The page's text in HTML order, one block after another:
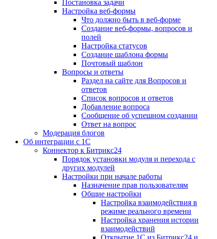
Постановка задачи
Настройка веб-формы
Что должно быть в веб-форме
Создание веб-формы, вопросов и
полей
Настройка статусов
Создание шаблона формы
Почтовый шаблон
Вопросы и ответы
Раздел на сайте для Вопросов и
ответов
Список вопросов и ответов
Добавление вопроса
Сообщение об успешном создании
Ответ на вопрос
Модерация блогов
Об интеграции с 1С
Коннектор к Битрикс24
Порядок установки модуля и перехода с
других модулей
Настройки при начале работы
Назначение прав пользователям
Общие настройки
Настройка взаимодействия в
режиме реального времени
Настройка хранения истории
взаимодействий
Открытие 1С из Битрикс24 и